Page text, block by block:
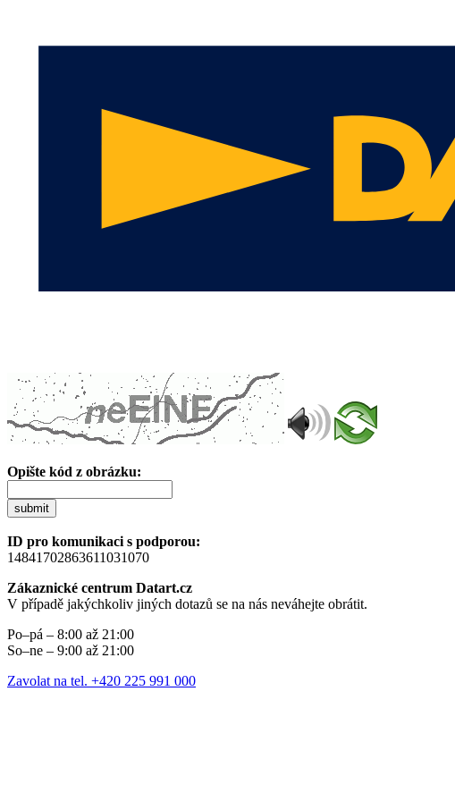
Opište kód z obrázku:
submit
ID pro komunikaci s podporou:
14841702863611031070
Zákaznické centrum Datart.cz
V případě jakýchkoliv jiných dotazů se na nás neváhejte obrátit.
Po–pá – 8:00 až 21:00
So–ne – 9:00 až 21:00
Zavolat na tel. +420 225 991 000